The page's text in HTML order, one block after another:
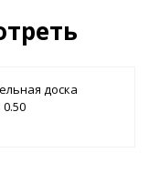
доска
0.50